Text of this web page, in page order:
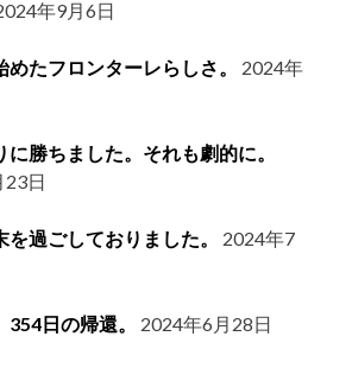
年9月6日
めたフロンターレらしさ。
2024年
に勝ちました。それも劇的に。
23日
を過ごしておりました。
2024年7
日の帰還。 2024年6月28日